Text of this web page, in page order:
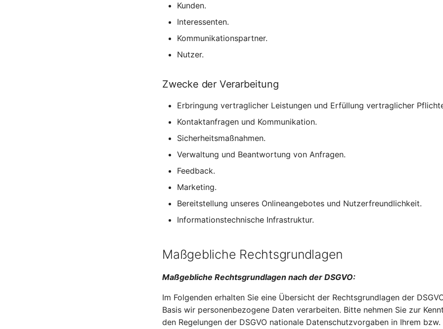
Kunden.
Interessenten.
Kommunikationspartner.
Nutzer.
Zwecke der Verarbeitung
Erbringung vertraglicher Leistungen und Erfüllung vertraglicher
Kontaktanfragen und Kommunikation.
Sicherheitsmaßnahmen.
Verwaltung und Beantwortung von Anfragen.
Feedback.
Marketing.
Bereitstellung unseres Onlineangebotes und Nutzerfreundlichkeit.
Informationstechnische Infrastruktur.
Maßgebliche Rechtsgrundlagen
Maßgebliche Rechtsgrundlagen nach der DSGVO:
Im Folgenden erhalten Sie eine Übersicht der Rechtsgrundlagen der
Basis wir personenbezogene Daten verarbeiten. Bitte nehmen Sie zur
den Regelungen der DSGVO nationale Datenschutzvorgaben in Ihrem